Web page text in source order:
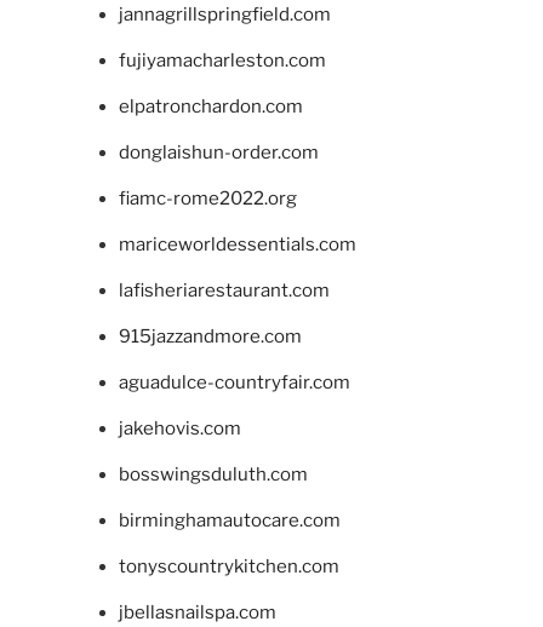
jannagrillspringfield.com
fujiyamacharleston.com
elpatronchardon.com
donglaishun-order.com
fiamc-rome2022.org
mariceworldessentials.com
lafisheriarestaurant.com
915jazzandmore.com
aguadulce-countryfair.com
jakehovis.com
bosswingsduluth.com
birminghamautocare.com
tonyscountrykitchen.com
jbellasnailspa.com